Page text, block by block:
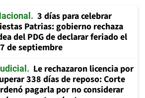
3 días para celebrar
Patrias: gobierno rechaza
del PDG de declarar feriado el
de septiembre
Le rechazaron licencia por
338 días de reposo: Corte
pagarla por no considerar